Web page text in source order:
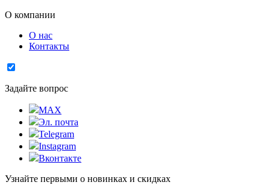
О компании
О нас
Контакты
Задайте вопрос
MAX
Эл. почта
Telegram
Instagram
Вконтакте
Узнайте первыми о новинках и скидках